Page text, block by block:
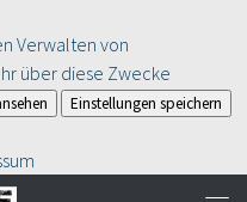
Verwalten von
über diese Zwecke
Einstellungen speichern